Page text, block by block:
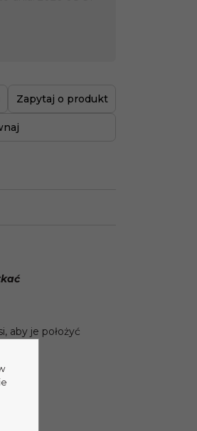
Zapytaj o produkt
aby je położyć